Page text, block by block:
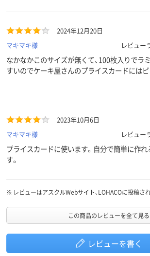
2024年12月20日
マキマキ様
レビュー
なかなかこのサイズが無くて、100枚入りでラ
すいのでケーキ屋さんのプライスカードには
格変更するのですがマジックなどで上から訂
2023年10月6日
マキマキ様
レビュー
プライスカードに使います。自分で簡単に作
す。
※ レビューはアスクルWebサイト、LOHACOに投稿さ
この商品のレビューを全て見る
レビューを書く